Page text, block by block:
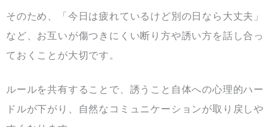
そのため、「今日は疲れているけど別の日なら大丈夫」
など、お互いが傷つきにくい断り方や誘い方を話し合っ
ておくことが大切です。
ルールを共有することで、誘うこと自体への心理的ハー
ドルが下がり、自然なコミュニケーションが取り戻しや